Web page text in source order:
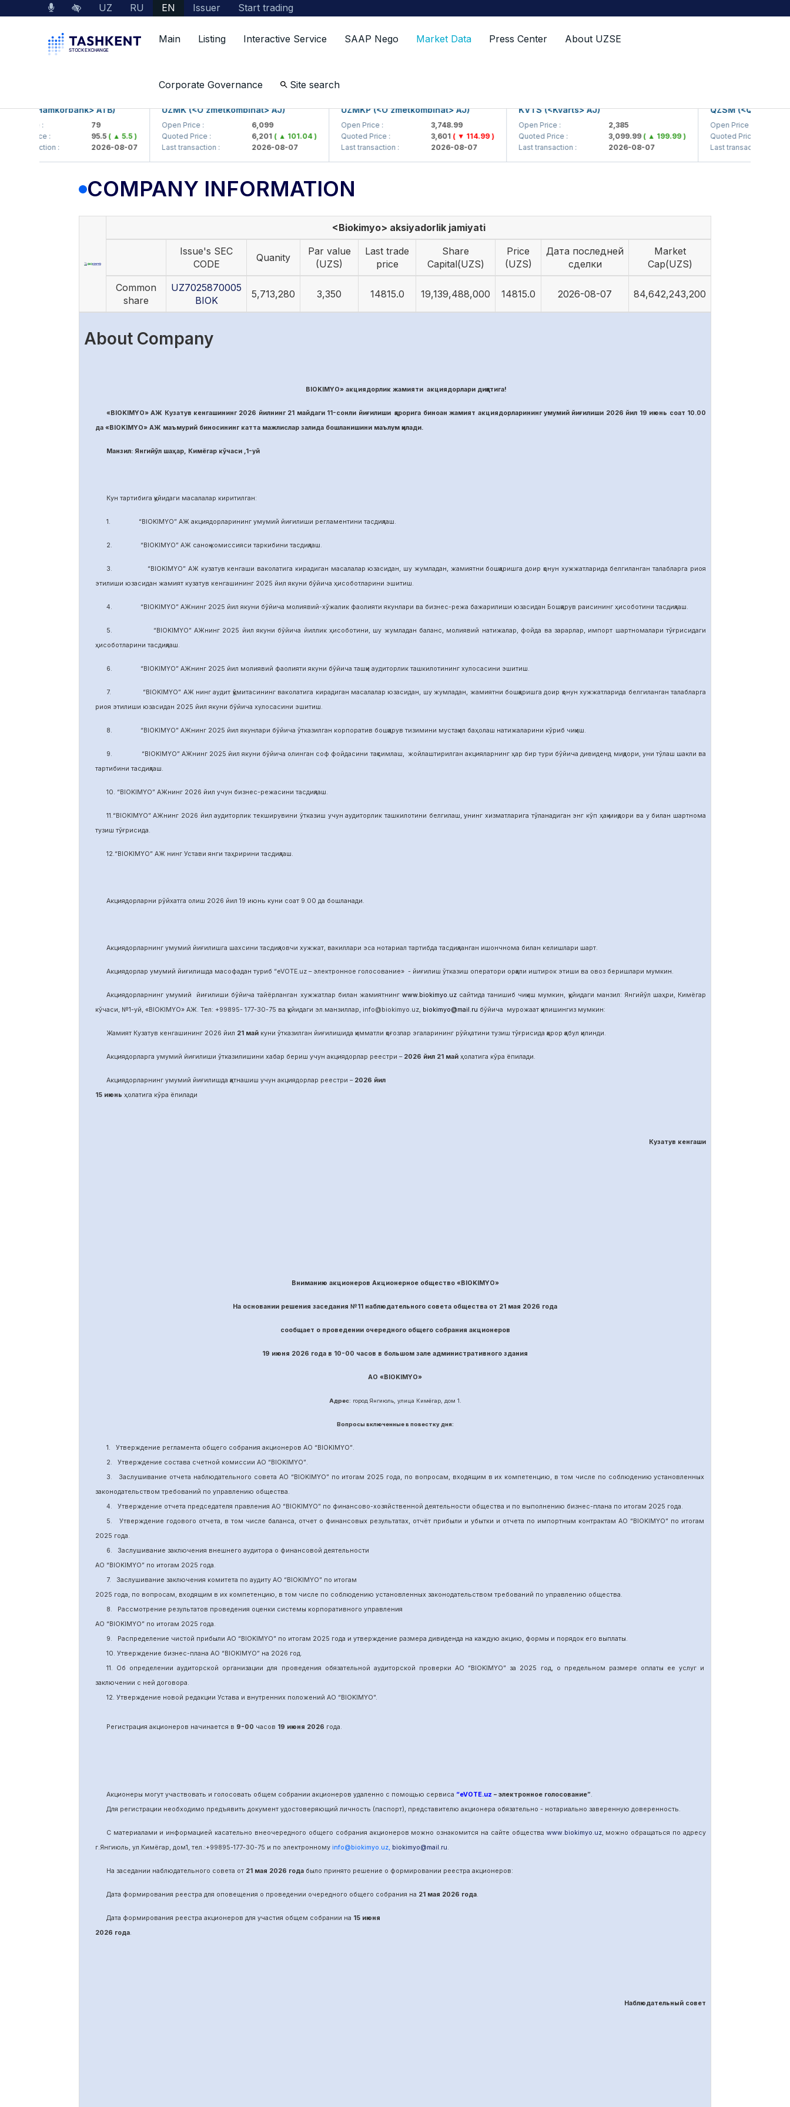
UZ RU EN Issuer Start trading
Main Listing Interactive Service SAAP Nego Market Data Press Center About UZSE
Corporate Governance Site search
Company Information
(<Hamkorbank> ATB)
( ▲ 5.5 )
:
2026-08-07
UZMK (<O'zmetkombinat> AJ)
Open Price :
6,099
Quoted Price :
6,201( ▲ 101.04 )
Last transaction :
2026-08-07
UZMKP (<O'zmetkombinat> AJ)
Open Price :
3,748.99
Quoted Price :
3,601( ▼ 114.99 )
Last transaction :
2026-08-07
KVTS (<Kvarts> AJ)
Open Price :
2,385
Quoted Price :
3,099.99( ▲ 199.99 )
Last transaction :
2026-08-07
QZSM
Open Price :
Quoted Price :
Last transaction :
COMPANY INFORMATION
<Biokimyo> aksiyadorlik jamiyati
Issue's SEC
CODE
Quanity
Par value
(UZS)
Last trade
price
Share
Capital(UZS)
Price
(UZS)
Дата последней
сделки
Market
Cap(UZS)
Common
share
UZ7025870005
BIOK
5,713,280 3,350 14815.0 19,139,488,000 14815.0 2026-08-07 84,642,243,200
About Company
BIOKIMYO» акциядорлик жамияти акциядорлари диққатига!
«BIOKIMYO» АЖ Кузатув кенгашининг 2026 йилнинг 21 майдаги 11-сонли йиғилиши қарорига биноан жамият акциядорларининг умумий йиғилиши 2026 йил 19 июнь соат 10.00
да «BIOKIMYO» АЖ маъмурий биносининг катта мажлислар залида бошланишини маълум қилади.
Манзил: Янгийўл шаҳар, Кимёгар кўчаси ,1-уй
Кун тартибига қуйидаги масалалар киритилган:
1. “BIOKIMYO” АЖ акциядорларининг умумий йиғилиши регламентини тасдиқлаш.
2. “BIOKIMYO” АЖ саноқ комиссияси таркибини тасдиқлаш.
3. “BIOKIMYO” АЖ кузатув кенгаши ваколатига кирадиган масалалар юзасидан, шу жумладан, жамиятни бошқаришга доир қонун хужжатларида белгиланган талабларга риоя
этилиши юзасидан жамият кузатув кенгашининг 2025 йил якуни бўйича ҳисоботларини эшитиш.
4. “BIOKIMYO” АЖнинг 2025 йил якуни бўйича молиявий-хўжалик фаолияти якунлари ва бизнес-режа бажарилиши юзасидан Бошқарув раисининг ҳисоботини тасдиқлаш.
5. “BIOKIMYO” АЖнинг 2025 йил якуни бўйича йиллик ҳисоботини, шу жумладан баланс, молиявий натижалар, фойда ва зарарлар, импорт шартномалари тўғрисидаги
ҳисоботларини тасдиқлаш.
6. “BIOKIMYO” АЖнинг 2025 йил молиявий фаолияти якуни бўйича ташқи аудиторлик ташкилотининг хулосасини эшитиш.
7. “BIOKIMYO” АЖ нинг аудит қўмитасининг ваколатига кирадиган масалалар юзасидан, шу жумладан, жамиятни бошқаришга доир қонун хужжатларида белгиланган талабларга
риоя этилиши юзасидан 2025 йил якуни бўйича хулосасини эшитиш.
8. “BIOKIMYO” АЖнинг 2025 йил якунлари бўйича ўтказилган корпоратив бошқарув тизимини мустақил баҳолаш натижаларини кўриб чиқиш.
9. “BIOKIMYO” АЖнинг 2025 йил якуни бўйича олинган соф фойдасини тақсимлаш, жойлаштирилган акцияларнинг ҳар бир тури бўйича дивиденд миқдори, уни тўлаш шакли ва
тартибини тасдиқлаш.
10. “BIOKIMYO” АЖнинг 2026 йил учун бизнес-режасини тасдиқлаш.
11.“BIOKIMYO” АЖнинг 2026 йил аудиторлик текширувини ўтказиш учун аудиторлик ташкилотини белгилаш, унинг хизматларига тўланадиган энг кўп ҳақ миқдори ва у билан шартнома
тузиш тўғрисида.
12.“BIOKIMYO” АЖ нинг Устави янги таҳририни тасдиқлаш.
Акциядорларни рўйхатга олиш 2026 йил 19 июнь куни соат 9.00 да бошланади.
Акциядорларнинг умумий йиғилишга шахсини тасдиқловчи хужжат, вакиллари эса нотариал тартибда тасдиқланган ишончнома билан келишлари шарт.
Акциядорлар умумий йиғилишда масофадан туриб “eVOTE.uz – электронное голосование» - йиғилиш ўтказиш оператори орқали иштирок этиши ва овоз беришлари мумкин.
Акциядорларнинг умумий йиғилиши бўйича тайёрланган хужжатлар билан жамиятнинг www.biokimyo.uzсайтида танишиб чиқиш мумкин, қуйидаги манзил: Янгийўл шаҳри, Кимёгар
кўчаси, №1-уй, «BIOKIMYO» АЖ. Тел: +99895- 177-30-75 ва қуйидаги эл.манзиллар, info@biokimyo.uz, biokimyo@mail.ru бўйича мурожаат қилишингиз мумкин:
Жамият Кузатув кенгашининг 2026 йил 21 майкуни ўтказилган йиғилишида қимматли қоғозлар эгаларининг рўйҳатини тузиш тўғрисида қарор қабул қилинди.
Акциядорларга умумий йиғилиши ўтказилишини хабар бериш учун акциядорлар реестри – 2026 йил 21 майҳолатига кўра ёпилади.
Акциядорларнинг умумий йиғилишда қатнашиш учун акциядорлар реестри – 2026 йил
15 июнь ҳолатига кўра ёпилади
Кузатув кенгаши
Вниманию акционеров Акционерное общество «BIOKIMYO»
На основании решения заседания №11 наблюдательного совета общества от 21 мая 2026 года
сообщает о проведении очередного общего собрания акционеров
19 июня 2026 года в 10-00 часов в большом зале административного здания
АО «BIOKIMYO»
Адрес: город Янгиюль, улица Кимёгар, дом 1.
Вопросы включенные в повестку дня:
1. Утверждение регламента общего собрания акционеров АО “BIOKIMYO”.
2.
Утверждение состава счетной комиссии АО “BIOKIMYO”.
3.
Заслушивание отчета наблюдательного совета АО “BIOKIMYO”по итогам 2025 года, по вопросам, входящим в их компетенцию, в том числе по соблюдению установленных
законодательством требований по управлению общества.
4.
Утверждение отчета председателя правления АО “BIOKIMYO”по финансово-хозяйственной деятельности общества и по выполнению бизнес-плана по итогам 2025 года.
5.
Утверждение годового отчета, в том числе баланса, отчет о финансовых результатах, отчёт прибыли и убытки и отчета по импортным контрактам АО “BIOKIMYO” по итогам
2025 года.
6.
Заслушивание заключения внешнего аудитора о финансовой деятельности
АО “BIOKIMYO”по итогам 2025 года.
7.
Заслушивание заключения комитета по аудитуАО “BIOKIMYO”по итогам
2025 года, по вопросам, входящим в их компетенцию, в том числе по соблюдению установленных законодательством требований по управлению общества.
8.
Рассмотрение результатов проведения оценки системы корпоративного управления
АО “BIOKIMYO”по итогам 2025 года.
9.
Распределение чистой прибыли АО “BIOKIMYO”по итогам 2025 года и утверждение размера дивиденда на каждую акцию, формы и порядок его выплаты.
10. Утверждение бизнес-плана АО “BIOKIMYO”на 2026 год.
11.
Об определении аудиторской организации для проведения обязательной аудиторской проверки АО “BIOKIMYO” за 2025 год, о предельном размере оплаты ее услуг и
заключении с ней договора.
12. Утверждение новой редакции Устава и внутренних положений АО “BIOKIMYO”.
Регистрация акционеров начинается в 9-00 часов 19 июня 2026 года.
Акционеры могут участвовать и голосовать общем собрании акционеров удаленно с помощью сервиса “eVOTE.uz – электронное голосование”.
Для регистрации необходимо предъявить документ удостоверяющий личность (паспорт), представителю акционера обязательно - нотариально заверенную доверенность.
С материалами и информацией касательно внеочередного общего собрания акционеров можно ознакомится на сайте общества www.biokimyo.uz, можно обращаться по адресу
г.Янгиюль, ул.Кимёгар, дом1, тел.:+99895-177-30-75 и по электронному info@biokimyo.uz, biokimyo@mail.ru.
На заседании наблюдательного совета от 21 мая 2026 годабыло принято решение о формировании реестра акционеров:
Дата формирования реестра для оповещения о проведении очередного общего собрания на 21 мая 2026 года.
Дата формирования реестра акционеров для участия общем собрании на 15 июня
2026 года.
Наблюдательный совет